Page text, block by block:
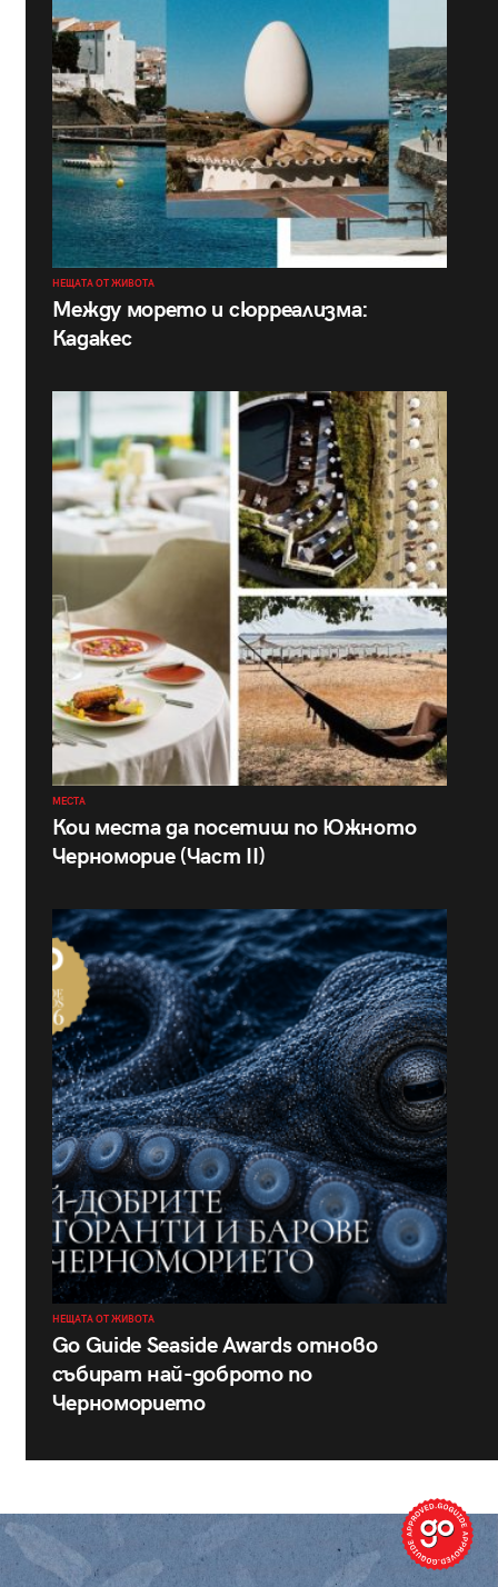
НЕЩАТА ОТ ЖИВОТА
Между морето и сюрреализма:
Кадакес
МЕСТА
Кои места да посетиш по Южното
Черноморие (Част II)
НЕЩАТА ОТ ЖИВОТА
Go Guide Seaside Awards отново
събират най-доброто по
Черноморието